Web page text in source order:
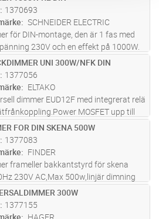
ingångar 12-30 V AC/DC. Den
minnesfunktion gör att den vid
1370693
SCHNEIDER ELECTRIC
för DIN-montage, den är 1 fas med
230V och en effekt på 1000W.
av RL typ och har minnesfunktion som
den vid tillslag ökar resp minskar ljuset
tidigar...läs mer
Lägg i kundvagn
UNI 300W/NFK DIN
1377056
ELTAKO
dimmer EUD12F med integrerat relä
MOSFET upp till
Automatisk avkänning avlast.
förbrukning endast 0,1 watt.
eller högsta ljusnivå ochdimrin
Lägg i kundvagn
FOR DIN SKENA 500W
1377083
FINDER
frameller bakkantstyrd för skena
230V AC,Max 500w,linjär dimning
Lägg i kundvagn
300W
1377155